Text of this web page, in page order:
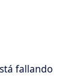
fallando